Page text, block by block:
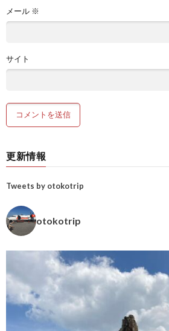
メール ※
サイト
更新情報
Tweets by otokotrip
otokotrip